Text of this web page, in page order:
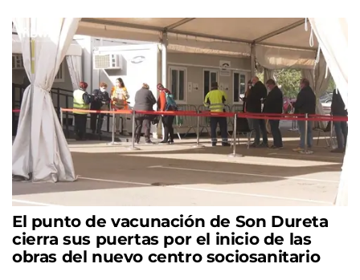
El punto de vacunación de Son Dureta
cierra sus puertas por el inicio de las
obras del nuevo centro sociosanitario